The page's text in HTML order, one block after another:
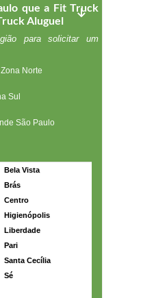
que a Fit Truck
Aluguel
para solicitar um
Zona Norte
Sul
São Paulo
Bela Vista
Brás
Centro
Higienópolis
Liberdade
Pari
Santa Cecília
Sé